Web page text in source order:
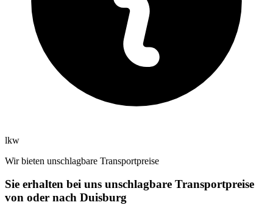
lkw
Wir bieten unschlagbare Transportpreise
Sie erhalten bei uns unschlagbare Transportpreise
von oder nach Duisburg